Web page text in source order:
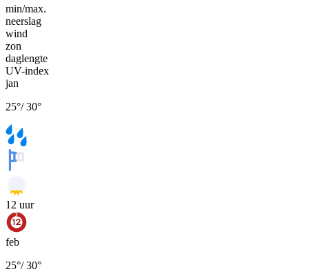
min/max.
neerslag
wind
zon
daglengte
UV-index
jan
25°/30°
12 uur
feb
25°/30°